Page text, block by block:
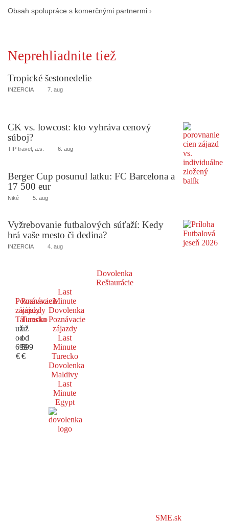
Obsah spolupráce s komerčnými partnermi ›
Neprehliadnite tiež
Tropické šestonedelie
INZERCIA 7. aug
CK vs. lowcost: kto vyhráva cenový
súboj?
TIP travel, a.s. 6. aug
Berger Cup posunul latku: FC Barcelona a
17 500 eur
Niké 5. aug
Vyžrebovanie futbalových súťaží: Kedy
hrá vaše mesto či dedina?
INZERCIA 4. aug
Dovolenka
Reštaurácie
Poznávacie
zájazdy
Taliansko
už
od
699
€
Poznávacie
zájazdy
Turecko
už
od
599
€
Last
Minute
Dovolenka
Poznávacie
zájazdy
Last
Minute
Turecko
Dovolenka
Maldivy
Last
Minute
Egypt
SME.sk